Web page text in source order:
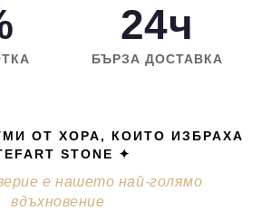
24ч
БЪРЗА ДОСТАВКА
ОТ ХОРА, КОИТО ИЗБРАХА
STONE ✦
е нашето най-голямо
вдъхновение